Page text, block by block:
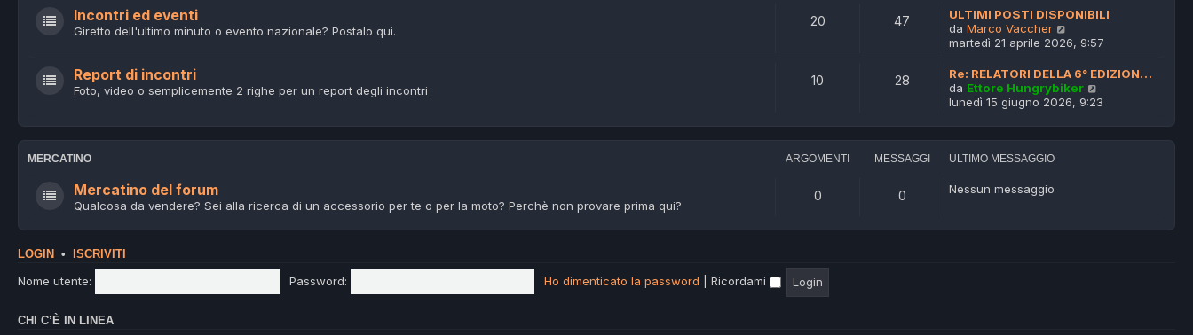
s
s
a
g
i
o
i
m
o
e
s
s
a
g
g
i
Incontri ed eventi
Giretto dell'ultimo minuto o evento nazionale? Postalo qui.
20 47
ULTIMI POSTI DISPONIBILI
da Marco Vaccher
e
i
u
l
i
m
martedì 21 aprile 2026, 9:57
Report di incontri
Foto, video o semplicemente 2 righe per un report degli incontri
10 28
Re: RELATORI DELLA 6° EDIZION…
da Ettore Hungrybiker
e
i
u
m
lunedì 15 giugno 2026, 9:23
MERCATINO ARGOMENTI MESSAGGI ULTIMO MESSAGGIO
Mercatino del forum
Qualcosa da vendere? Sei alla ricerca di un accessorio per te o per la moto? Perchè non provare prima qui?
0 0 Nessun messaggio
LOGIN • ISCRIVITI
Nome utente: Password: Ho dimenticato la password Ricordami
CHI C’È IN LINEA